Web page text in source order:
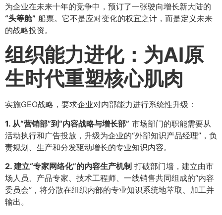
为企业在未来十年的竞争中，预订了一张驶向增长新大陆的
“头等舱”​ 船票。它不是应对变化的权宜之计，而是定义未来
的战略投资。
组织能力进化：为AI原
生时代重塑核心肌肉
实施GEO战略，要求企业对内部能力进行系统性升级：
1. 从“营销部”到“内容战略与增长部”​ 市场部门的职能需要从
活动执行和广告投放，升级为企业的“外部知识产品经理”，负
责规划、生产和分发驱动增长的专业知识内容。
2. 建立“专家网络化”的内容生产机制 打破部门墙，建立由市
场人员、产品专家、技术工程师、一线销售共同组成的“内容
委员会”，将分散在组织内部的专业知识系统地萃取、加工并
输出。